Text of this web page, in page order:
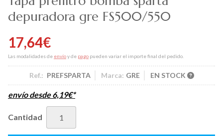
depuradora gre FS500/550
17,64€
Las modalidades de envíoy de pago pueden variar el importe final del pedido.
Ref.: PREFSPARTA Marca: GRE EN STOCK
envío desde6,19€*
Cantidad